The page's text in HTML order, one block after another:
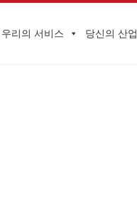
우리의 서비스 당신의 산업